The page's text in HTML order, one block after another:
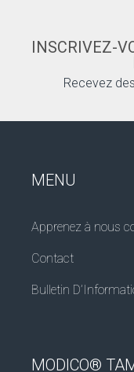
INSCRIVEZ-
Recevez
MENU
Apprenez à nous
Contact
Bulletin
MODICO®